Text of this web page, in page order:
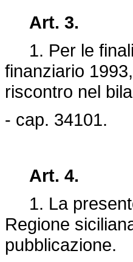
Art. 3.
1. Per le
finanziario
riscontro nel
- cap. 34101.
Art. 4.
1. La
Regione
pubblicazione.